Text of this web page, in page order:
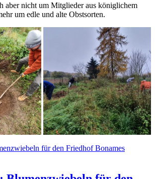
aber nicht um Mitglieder aus königlichem
um edle und alte Obstsorten.